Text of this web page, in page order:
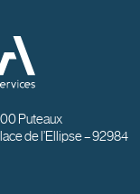
Puteaux
de l’Ellipse – 92984